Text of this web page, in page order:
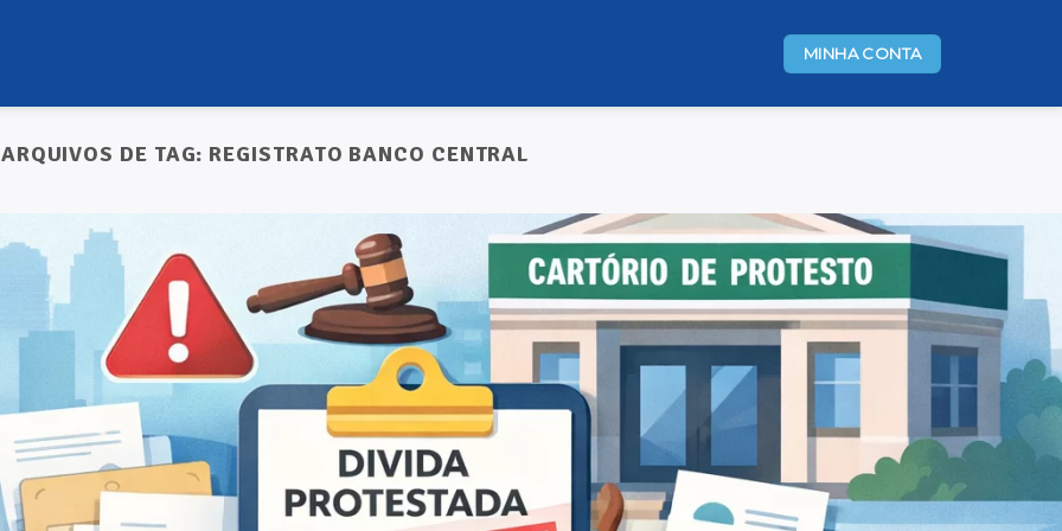
MINHA CONTA
ARQUIVOS DE TAG: REGISTRATO BANCO CENTRAL